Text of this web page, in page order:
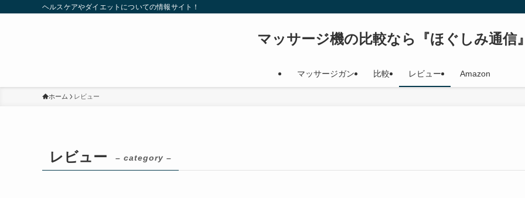
ヘルスケアやダイエットについての情報サイト！
マッサージ機の比較なら『ほぐしみ通信』
マッサージガン 比較 レビュー Amazon
ホーム レビュー
レビュー – category –